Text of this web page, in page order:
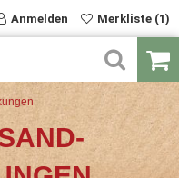
Anmelden Merkliste (1)